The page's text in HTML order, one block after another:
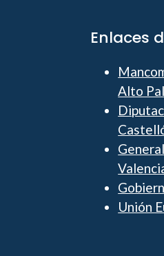
Enlaces
Alto
Unión